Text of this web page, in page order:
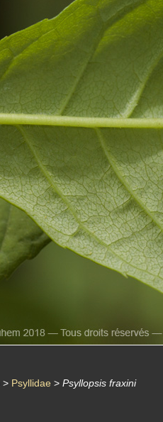
> Psyllidae >Psyllopsis fraxini